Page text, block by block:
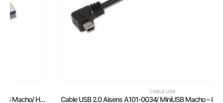
Cable USB 2.0 Aisens A101-0034/ MiniUSB Macho – USB Hembra/ Hasta 2.5W/ 60Mbps/ 15cm/ Negro